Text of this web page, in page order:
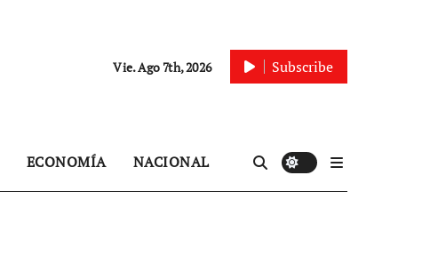
Vie. Ago 7th, 2026 Subscribe
ECONOMÍA NACIONAL